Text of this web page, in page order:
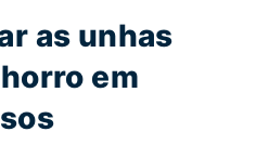
as unhas
em